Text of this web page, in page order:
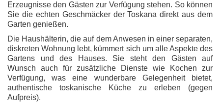
Erzeugnisse den Gästen zur Verfügung stehen. So können
Sie die echten Geschmäcker der Toskana direkt aus dem
Garten genießen.
Die Haushälterin, die auf dem Anwesen in einer separaten,
diskreten Wohnung lebt, kümmert sich um alle Aspekte des
Gartens und des Hauses. Sie steht den Gästen auf
Wunsch auch für zusätzliche Dienste wie Kochen zur
Verfügung, was eine wunderbare Gelegenheit bietet,
authentische toskanische Küche zu erleben (gegen
Aufpreis).